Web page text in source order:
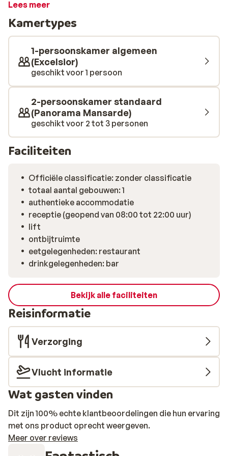
sfeervolle centrum van Bad Gastein ligt op ongeveer
700 meter. Villa Excelsior biedt haar gasten een ski
shuttle service aan naar de Stubnerkogel lift. Het
uitstekende eten, het vriendelijke personeel en de
romantische sfeer maken een verblijf in het Villa
Excelsior Hotel & Kurhaus een onvergetelijke ervaring.
Lees meer
Kamertypes
1-persoonskamer algemeen
(Excelsior)
geschikt voor 1 persoon
2-persoonskamer standaard
(Panorama Mansarde)
geschikt voor 2 tot 3 personen
Faciliteiten
Officiële classificatie: zonder classificatie
totaal aantal gebouwen: 1
authentieke accommodatie
receptie (geopend van 08:00 tot 22:00 uur)
lift
ontbijtruimte
eetgelegenheden: restaurant
drinkgelegenheden: bar
Bekijk alle faciliteiten
Reisinformatie
Verzorging
Vlucht informatie
Wat gasten vinden
Dit zijn 100% echte klantbeoordelingen die hun ervaring
met ons product oprecht weergeven.
Meer over reviews